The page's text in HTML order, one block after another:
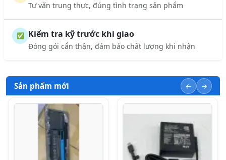
Tư vấn trung thực, đúng tình trạng sản phẩm
✅ Kiểm tra kỹ trước khi giao
Đóng gói cẩn thận, đảm bảo chất lượng khi nhận
Sản phẩm mới